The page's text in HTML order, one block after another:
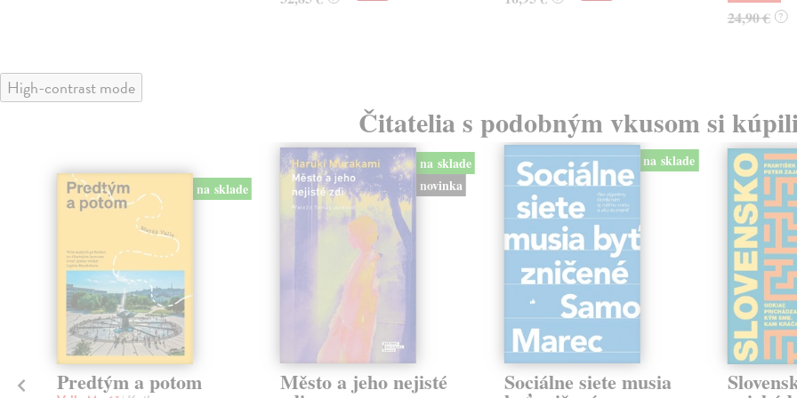
24,90 € ?
High-contrast mode
Čitatelia s podobným vkusom si
na sklade
Predtým a potom
na sklade
novinka
Město a jeho nejisté
na sklade
Sociálne siete musia